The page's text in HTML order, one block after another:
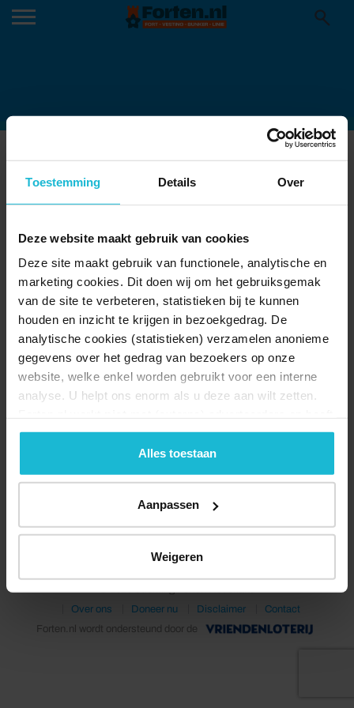
Toestemming Details Over
Deze website maakt gebruik van cookies
Deze site maakt gebruik van functionele, analytische en
marketing cookies. Dit doen wij om het gebruiksgemak
van de site te verbeteren, statistieken bij te kunnen
houden en inzicht te krijgen in bezoekgedrag. De
analytische cookies (statistieken) verzamelen anonieme
gegevens over het gedrag van bezoekers op onze
website, welke enkel worden gebruikt voor een interne
analyse. U helpt ons enorm als u deze aan wilt zetten.
geen commerciële doelstelling. U kunt deze cookies via
de knoppen accepteren, beheren of weigeren.
Alles toestaan
Aanpassen
Weigeren
© 2026 Stichting Forten Nederland
Over ons
Doneer nu Disclaimer
Contact
Forten.nl wordt ondersteund door de